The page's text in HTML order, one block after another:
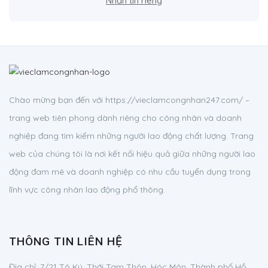
Chào mừng bạn đến với https://vieclamcongnhan247.com/ –
trang web tiên phong dành riêng cho công nhân và doanh
nghiệp đang tìm kiếm những người lao động chất lượng. Trang
web của chúng tôi là nơi kết nối hiệu quả giữa những người lao
động đam mê và doanh nghiệp có nhu cầu tuyển dụng trong
lĩnh vực công nhân lao động phổ thông.
THÔNG TIN LIÊN HỆ